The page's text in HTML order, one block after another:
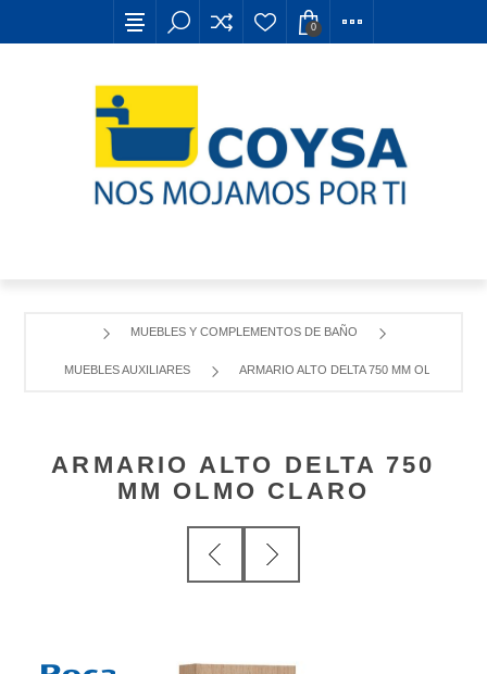
0
MUEBLES Y COMPLEMENTOS DE BAÑO
MUEBLES AUXILIARES ARMARIO ALTO DELTA 750 MM OLMO
ARMARIO ALTO DELTA 750
MM OLMO CLARO